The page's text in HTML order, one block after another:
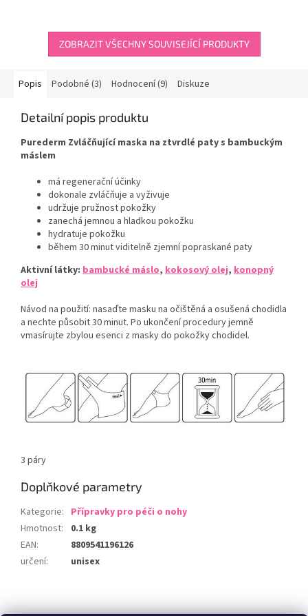
ZOBRAZIT VŠECHNY SOUVISEJÍCÍ PRODUKTY
Popis Podobné (3) Hodnocení (9) Diskuze
Detailní popis produktu
Purederm Zvláčňující maska na ztvrdlé paty s bambuckým
máslem
má regenerační účinky
dokonale zvláčňuje a vyživuje
udržuje pružnost pokožky
zanechá jemnou a hladkou pokožku
hydratuje pokožku
během 30 minut viditelně zjemní popraskané paty
Aktivní látky: bambucké máslo, kokosový olej, konopný
olej
Návod na použití: nasaďte masku na očištěná a osušená chodidla
a nechte působit 30 minut. Po ukončení procedury jemně
vmasírujte zbylou esenci z masky do pokožky chodidel.
3 páry
Doplňkové parametry
Kategorie: Přípravky pro péči o nohy
Hmotnost:
0.1 kg
EAN:
8809541196126
určení: unisex